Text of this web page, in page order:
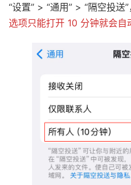
“设置” > “通用” > “隔空投送
选项只能打开 10 分钟就会自